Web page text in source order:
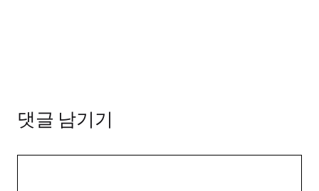
댓글 남기기